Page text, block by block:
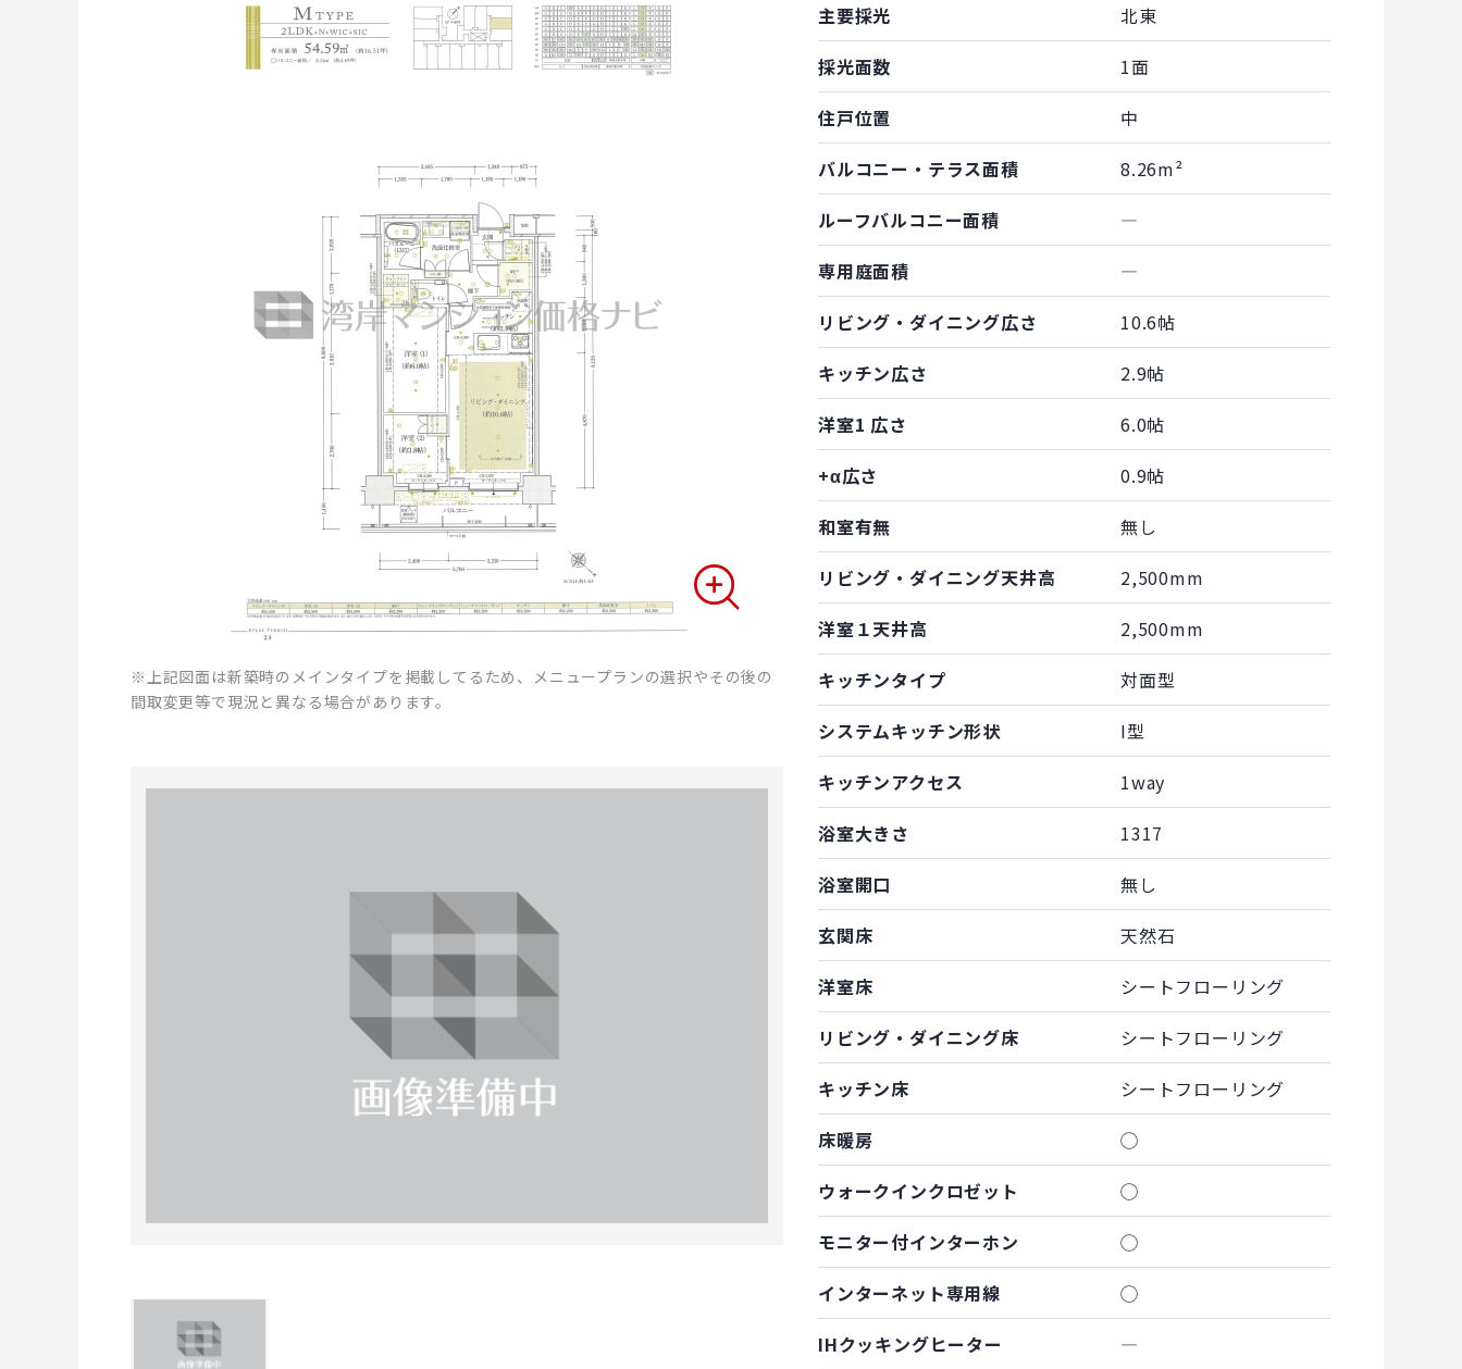
※上記図面は新築時のメインタイプを掲載してるため、メニュープランの選択やその後の
間取変更等で現況と異なる場合があります。
主要採光
北東
採光面数
1面
住戸位置
中
バルコニー・テラス面積
8.26m²
ルーフバルコニー面積
―
専用庭面積
―
リビング・ダイニング広さ
10.6帖
キッチン広さ
2.9帖
洋室1 広さ
6.0帖
+α広さ
0.9帖
和室有無
無し
リビング・ダイニング天井高
2,500mm
洋室１天井高
2,500mm
キッチンタイプ
対面型
システムキッチン形状
I型
キッチンアクセス
1way
浴室大きさ
1317
浴室開口
無し
玄関床
天然石
洋室床
シートフローリング
リビング・ダイニング床
シートフローリング
キッチン床
シートフローリング
床暖房
◯
ウォークインクロゼット
◯
モニター付インターホン
◯
インターネット専用線
◯
IHクッキングヒーター
―